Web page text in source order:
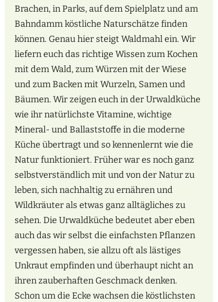
Brachen, in Parks, auf dem Spielplatz und am
Bahndamm köstliche Naturschätze finden
können. Genau hier steigt Waldmahl ein. Wir
liefern euch das richtige Wissen zum Kochen
mit dem Wald, zum Würzen mit der Wiese
und zum Backen mit Wurzeln, Samen und
Bäumen. Wir zeigen euch in der Urwaldküche
wie ihr natürlichste Vitamine, wichtige
Mineral- und Ballaststoffe in die moderne
Küche übertragt und so kennenlernt wie die
Natur funktioniert. Früher war es noch ganz
selbstverständlich mit und von der Natur zu
leben, sich nachhaltig zu ernähren und
Wildkräuter als etwas ganz alltägliches zu
sehen. Die Urwaldküche bedeutet aber eben
auch das wir selbst die einfachsten Pflanzen
vergessen haben, sie allzu oft als lästiges
Unkraut empfinden und überhaupt nicht an
ihren zauberhaften Geschmack denken.
Schon um die Ecke wachsen die köstlichsten